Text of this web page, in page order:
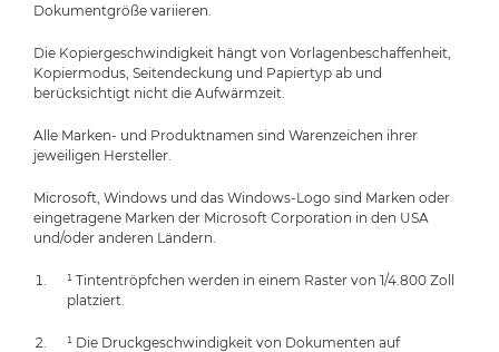
Dokumentgröße variieren.
Die Kopiergeschwindigkeit hängt von Vorlagenbeschaffenheit,
Kopiermodus, Seitendeckung und Papiertyp ab und
berücksichtigt nicht die Aufwärmzeit.
Alle Marken- und Produktnamen sind Warenzeichen ihrer
jeweiligen Hersteller.
Microsoft, Windows und das Windows-Logo sind Marken oder
eingetragene Marken der Microsoft Corporation in den USA
und/oder anderen Ländern.
¹ Tintentröpfchen werden in einem Raster von 1/4.800 Zoll
platziert.
¹ Die Druckgeschwindigkeit von Dokumenten auf